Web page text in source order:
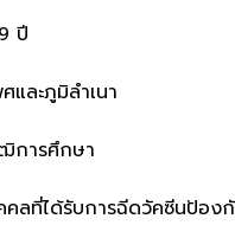
ปี
และภูมิลำเนา
การศึกษา
คลที่ได้รับการฉีดวัคซีนป้อง